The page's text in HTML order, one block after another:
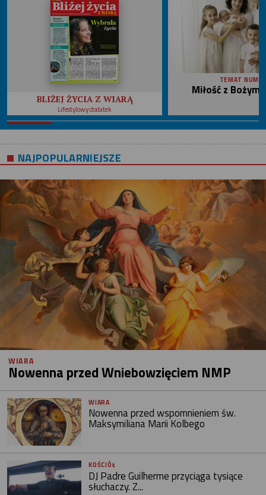
BLIŻEJ ŻYCIA Z WIARĄ
Lifestylowy dodatek
TEMAT
Miłość z
NAJPOPULARNIEJSZE
WIARA
Nowenna przed Wniebowzięciem NMP
WIARA
Nowenna przed wspomnieniem św.
Maksymiliana Marii Kolbego
KOŚCIÓŁ
DJ Padre Guilherme przyciąga tysiące
słuchaczy. Z...